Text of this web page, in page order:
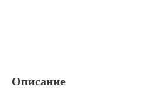
Описание